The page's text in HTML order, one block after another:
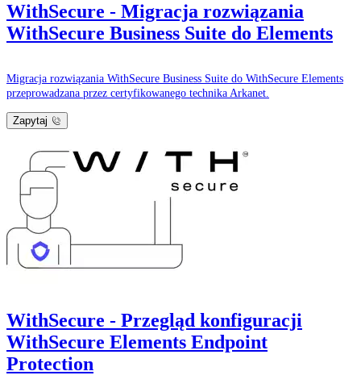
WithSecure - Migracja rozwiązania
WithSecure Business Suite do Elements
Migracja rozwiązania WithSecure Business Suite do WithSecure Elements
przeprowadzana przez certyfikowanego technika Arkanet.
Zapytaj
WithSecure - Przegląd konfiguracji
WithSecure Elements Endpoint
Protection